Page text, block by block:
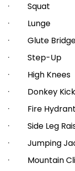
· Squat
· Lunge
· Glute
· Step-Up
· High Knees
· Donkey Kick
· Fire Hydrant
· Side Leg
· Jumping
· Mountain